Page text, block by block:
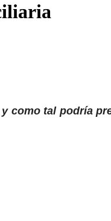
como tal podría